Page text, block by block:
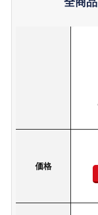
価格